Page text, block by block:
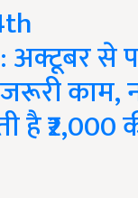
अक्टूबर से
काम,
है ₹2,000